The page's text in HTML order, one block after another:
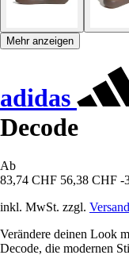
Mehr anzeigen
adidas
Decode
Ab
83,74 CHF 56,38 CHF -
inkl. MwSt. zzgl.
Verändere deinen Look
Decode, die modernen